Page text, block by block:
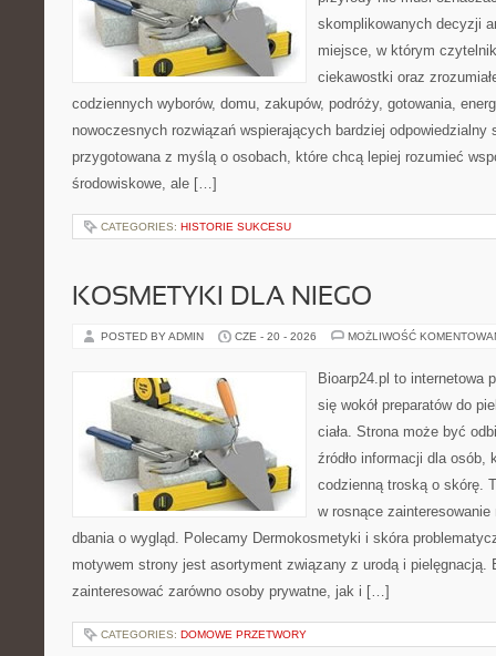
skomplikowanych decyzji
miejsce, w którym
ciekawostki oraz
codziennych wyborów, domu, zakupów, podróży, gotowania,
nowoczesnych rozwiązań wspierających bardziej odpowiedzialny
przygotowana z myślą o osobach, które chcą lepiej rozumieć
środowiskowe, ale […]
CATEGORIES: HISTORIE SUKCESU
KOSMETYKI DLA NIEGO
POSTED BY ADMIN CZE - 20 - 2026 MOŻLIWOŚĆ
Bioarp24.pl to internetowa
się wokół preparatów do
ciała. Strona może być
źródło informacji dla osób,
codzienną troską o skórę.
w rosnące
dbania o wygląd. Polecamy Dermokosmetyki i skóra
motywem strony jest asortyment związany z urodą i pielęgnacją.
zainteresować zarówno osoby prywatne, jak i […]
CATEGORIES: DOMOWE PRZETWORY